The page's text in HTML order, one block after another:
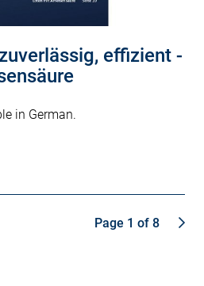
effizient -
in German.
Page 1 of 8